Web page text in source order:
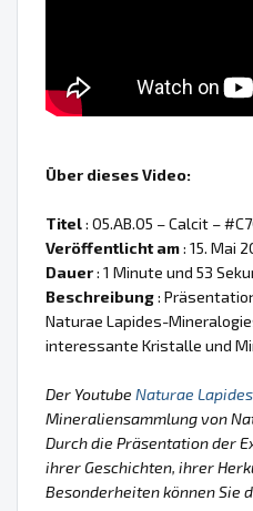
Über dieses Video:
Titel: 05.AB.05 – Calcit –
Veröffentlicht am: 15. Mai
Dauer: 1 Minute und 53
Beschreibung:
Naturae Lapides-
interessante Kristalle und
Der Youtube Naturae Lapides
Mineraliensammlung von
Durch die Präsentation der
ihrer Geschichten, ihrer
Besonderheiten können Sie